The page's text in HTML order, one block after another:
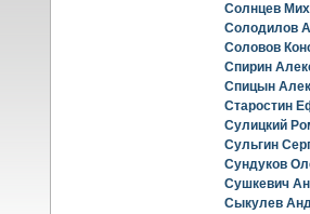
Солнцев
Солодилов
Соловов
Спирин
Спицын
Старостин
Сулицкий
Сульгин
Сундуков
Сушкевич
Сыкулев